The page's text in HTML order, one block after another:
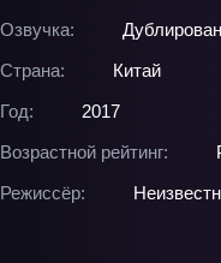
Озвучка:
Страна:
Китай
Год:
2017
Возрастной рейтинг:
Режиссёр: